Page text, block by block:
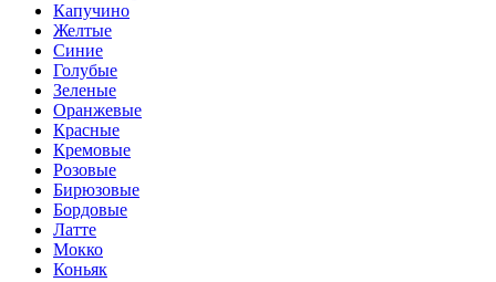
Капучино
Желтые
Синие
Голубые
Зеленые
Оранжевые
Красные
Кремовые
Розовые
Бирюзовые
Бордовые
Латте
Мокко
Коньяк